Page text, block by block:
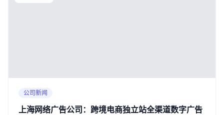
公司新闻
上海网络广告公司：跨境电商独立站全渠道数字广告